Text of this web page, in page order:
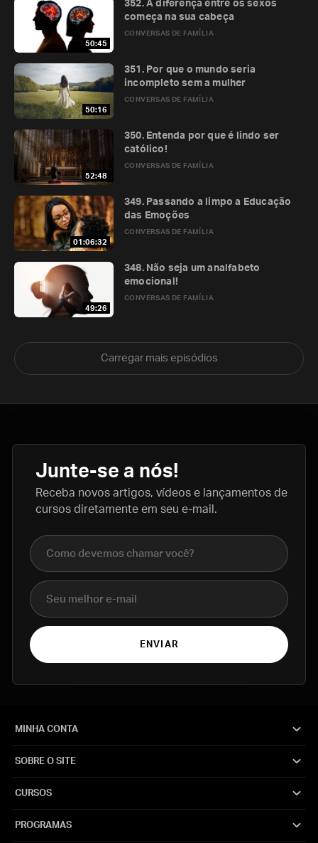
50:45
CONVERSAS DE FAMÍLIA
352. A diferença entre os sexos
começa na sua cabeça
50:16
CONVERSAS DE FAMÍLIA
351. Por que o mundo seria
incompleto sem a mulher
52:48
CONVERSAS DE FAMÍLIA
350. Entenda por que é lindo ser
católico!
01:06:32
CONVERSAS DE FAMÍLIA
349. Passando a limpo a Educação
das Emoções
49:26
CONVERSAS DE FAMÍLIA
348. Não seja um analfabeto
emocional!
Carregar mais episódios
Junte-se a nós!
Receba novos artigos, vídeos e lançamentos de
cursos diretamente em seu e-mail.
Nome completo
E-mail
ENVIAR
MINHA CONTA
SOBRE O SITE
CURSOS
PROGRAMAS